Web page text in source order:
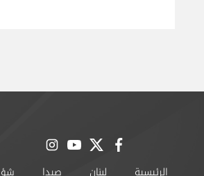
facebook
twitter
youtube
instagram
الرئيسية لبنان صيدا